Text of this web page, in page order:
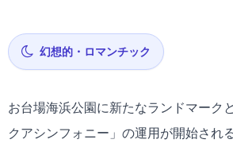
幻想的・ロマンチック
お台場海浜公園に新たなランドマーク
クアシンフォニー」の運用が開始され